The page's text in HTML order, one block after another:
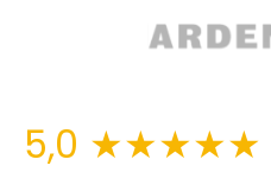
5,0 ★★★★★